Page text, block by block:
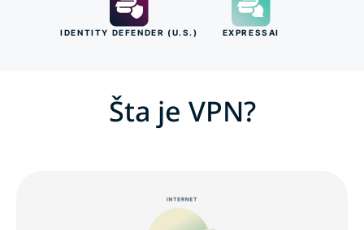
IDENTITY DEFENDER (U.S.) EXPRESSAI
Šta je VPN?